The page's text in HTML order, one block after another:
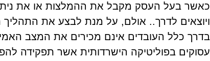
כאשר בעל העסק מקבל את ההמלצות או את
ויוצאים לדרך.. אולם, על מנת לבצע את התהליך
בדרך כלל העובדים אינם מכירים את המצב
עסוקים בפוליטיקה הישרדותית אשר תפקידה